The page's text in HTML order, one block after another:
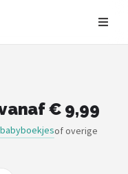
€ 9,99
babyboekjesof overige